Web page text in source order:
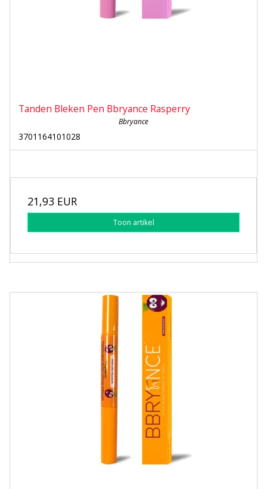
Tanden Bleken Pen Bbryance Rasperry
Bbryance
3701164101028
21,93 EUR
Toon artikel